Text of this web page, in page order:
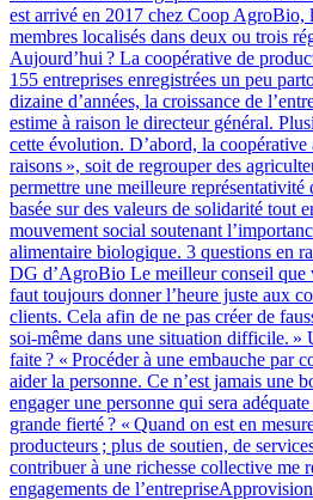
est arrivé en 2017 chez Coop AgroBio,
membres localisés dans deux ou trois
Aujourd’hui ? La coopérative de
155 entreprises enregistrées un peu
dizaine d’années, la croissance de
estime à raison le directeur général.
cette évolution. D’abord, la coopérative
raisons », soit de regrouper des
permettre une meilleure représentativité
basée sur des valeurs de solidarité tout
mouvement social soutenant
alimentaire biologique. 3 questions en
DG d’AgroBio Le meilleur conseil que
faut toujours donner l’heure juste aux
clients. Cela afin de ne pas créer de
soi-même dans une situation difficile. »
faite ? « Procéder à une embauche par
aider la personne. Ce n’est jamais une
engager une personne qui sera
grande fierté ? « Quand on est en
producteurs ; plus de soutien, de
contribuer à une richesse collective me
engagements de